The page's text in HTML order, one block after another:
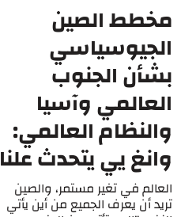
مخطط الصين
الجيوسياسي
بشأن الجنوب
العالمي وآسيا
والنظام العالمي:
وانغ يي يتحدث علنا
العالم في تغير مستمر، والصين
تريد أن يعرف الجميع من أين يأتي